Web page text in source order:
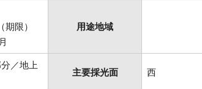
期限）
用途地域
／地上
主要採光面 西